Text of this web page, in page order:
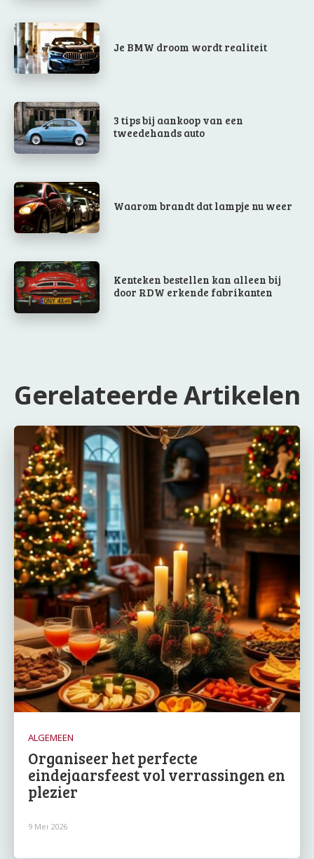
Je BMW droom wordt realiteit
3 tips bij aankoop van een
tweedehands auto
Waarom brandt dat lampje nu weer
Kenteken bestellen kan alleen bij
door RDW erkende fabrikanten
Gerelateerde Artikelen
ALGEMEEN
Organiseer het perfecte
eindejaarsfeest vol verrassingen en
plezier
9 Mei 2026